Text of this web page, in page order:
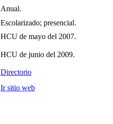
Anual.
Escolarizado; presencial.
HCU de mayo del 2007.
HCU de junio del 2009.
Directorio
Ir sitio web